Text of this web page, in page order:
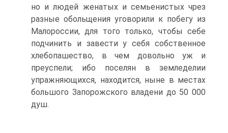
но и людей женатых и семьенистых чрез
разные обольщения уговорили к побегу из
Малороссии, для того только, чтобы себе
подчинить и завести у себя собственное
хлебопашество, в чем довольно уж и
преуспели; ибо поселян в земледелии
упражняющихся, находится, ныне в местах
большого Запорожского владени до 50 000
душ.